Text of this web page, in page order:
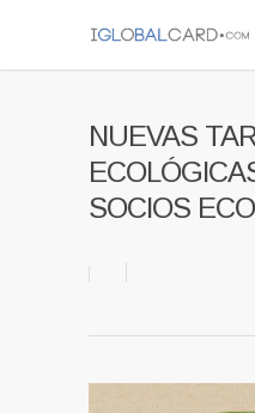
NUEVAS
SOCIOS